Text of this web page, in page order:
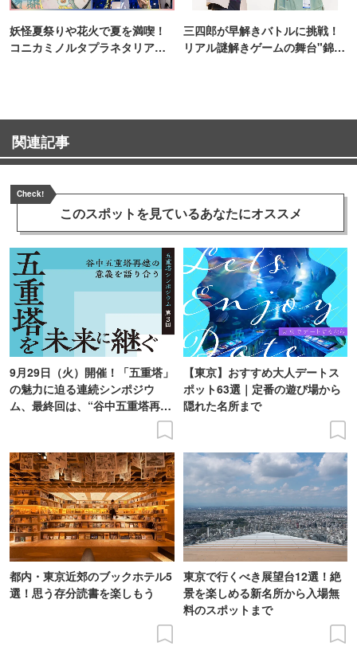
妖怪夏祭りや花火で夏を満喫！
コニカミノルタプラネタリア
三四郎が早解きバトルに挑戦！
リアル謎解きゲームの舞台"錦糸
関連記事
Check!
このスポットを見ているあなたにオススメ
9月29日（火）開催！「五重塔」
の魅力に迫る連続シンポジウ
ム、最終回は、“谷中五重塔再建
【東京】おすすめ大人デートス
ポット63選｜定番の遊び場から
隠れた名所まで
都内・東京近郊のブックホテル5
選！思う存分読書を楽しもう
東京で行くべき展望台12選！絶
景を楽しめる新名所から入場無
料のスポットまで